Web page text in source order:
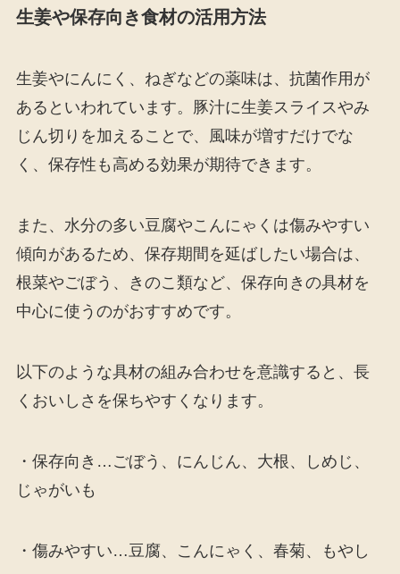
生姜や保存向き食材の活用方法
生姜やにんにく、ねぎなどの薬味は、抗菌作用が
あるといわれています。豚汁に生姜スライスやみ
じん切りを加えることで、風味が増すだけでな
く、保存性も高める効果が期待できます。
また、水分の多い豆腐やこんにゃくは傷みやすい
傾向があるため、保存期間を延ばしたい場合は、
根菜やごぼう、きのこ類など、保存向きの具材を
中心に使うのがおすすめです。
以下のような具材の組み合わせを意識すると、長
くおいしさを保ちやすくなります。
・保存向き…ごぼう、にんじん、大根、しめじ、
じゃがいも
・傷みやすい…豆腐、こんにゃく、春菊、もやし